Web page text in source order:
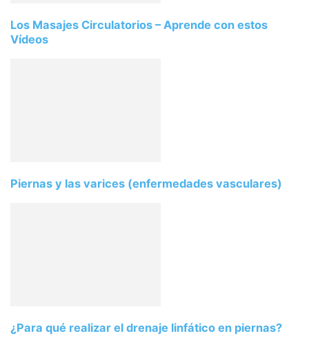
Los Masajes Circulatorios – Aprende con estos
Vídeos
Piernas y las varices (enfermedades vasculares)
¿Para qué realizar el drenaje linfático en piernas?